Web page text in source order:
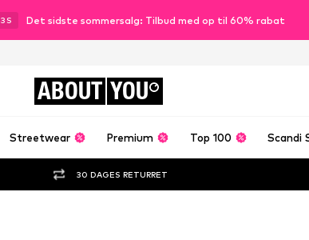
S Det sidste sommersalg: Tilbud med op til 60% rabat
ABOUT YOU
Streetwear Premium Top 100 Scandi
30 DAGES RETURRET